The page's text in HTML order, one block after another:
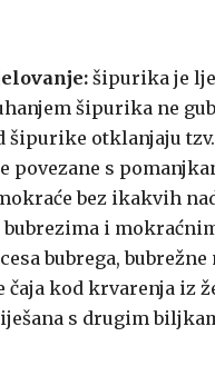
šipurika je
šipurika ne
šipurike otklanjaju
povezane s
bez ikakvih
bubrezima i
bubrega,
čaja kod krvarenja iz
s drugim